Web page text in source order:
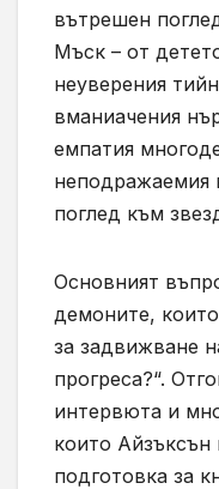
вътрешен
Мъск – от
неуверения
вманиачения
емпатия
неподражаемия
поглед към
Основният
демоните,
за задвижване
прогреса?“.
интервюта и
които
подготовка за